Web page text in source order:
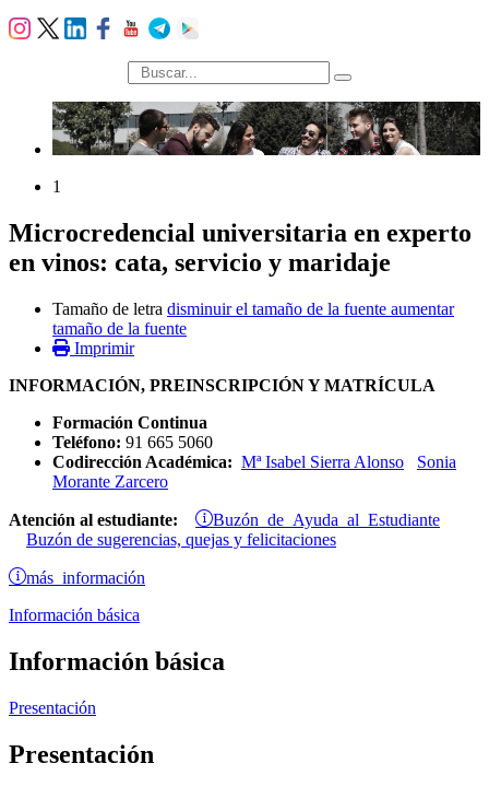
búsqueda
1
Microcredencial universitaria en experto
en vinos: cata, servicio y maridaje
Tamaño de letra disminuir el tamaño de la fuente aumentar
tamaño de la fuente
Imprimir
INFORMACIÓN, PREINSCRIPCIÓN Y MATRÍCULA
Formación Continua
Teléfono: 91 665 5060
Codirección Académica: Mª Isabel Sierra Alonso
Sonia
Morante Zarcero
Atención al estudiante: Buzón de Ayuda al Estudiante
Buzón de sugerencias, quejas y felicitaciones
más información
Información básica
Información básica
Presentación
Presentación